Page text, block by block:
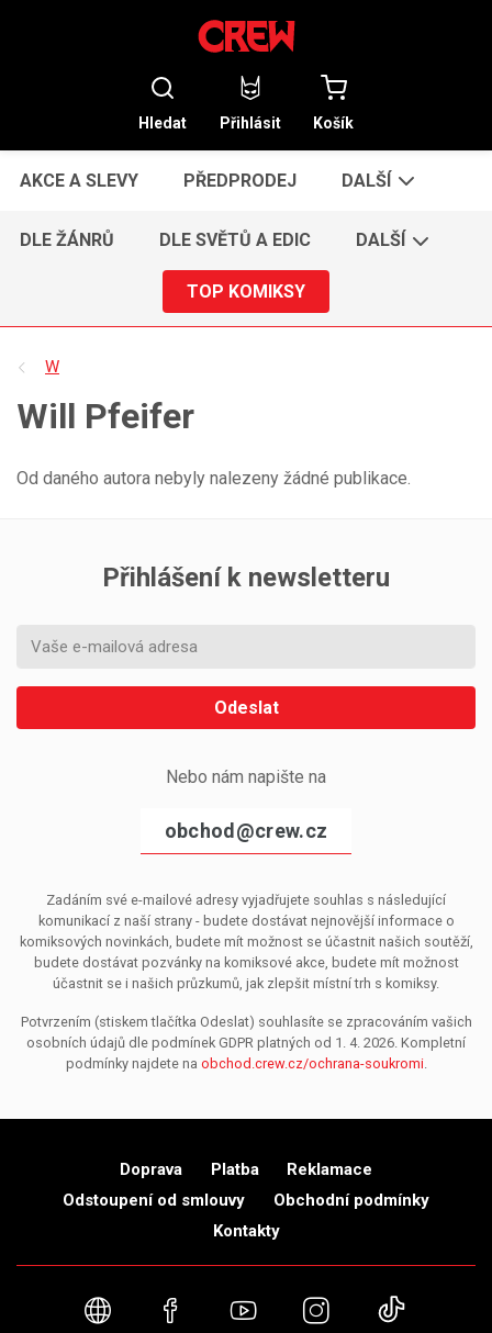
Hledat Přihlásit Košík
AKCE A SLEVY PŘEDPRODEJ DALŠÍ
DLE ŽÁNRŮ DLE SVĚTŮ A EDIC DALŠÍ
TOP KOMIKSY
W
Will Pfeifer
Od daného autora nebyly nalezeny žádné publikace.
Přihlášení k newsletteru
Odeslat
Nebo nám napište na
obchod@crew.cz
Zadáním své e-mailové adresy vyjadřujete souhlas s následující
komunikací z naší strany - budete dostávat nejnovější informace o
komiksových novinkách, budete mít možnost se účastnit našich soutěží,
budete dostávat pozvánky na komiksové akce, budete mít možnost
účastnit se i našich průzkumů, jak zlepšit místní trh s komiksy.
Potvrzením (stiskem tlačítka Odeslat) souhlasíte se zpracováním vašich
osobních údajů dle podmínek GDPR platných od 1. 4. 2026. Kompletní
podmínky najdete na obchod.crew.cz/ochrana-soukromi.
Doprava Platba
Reklamace
Odstoupení od smlouvy
Obchodní podmínky
Kontakty
Webové stránky
FacebookYouTubeInstagram